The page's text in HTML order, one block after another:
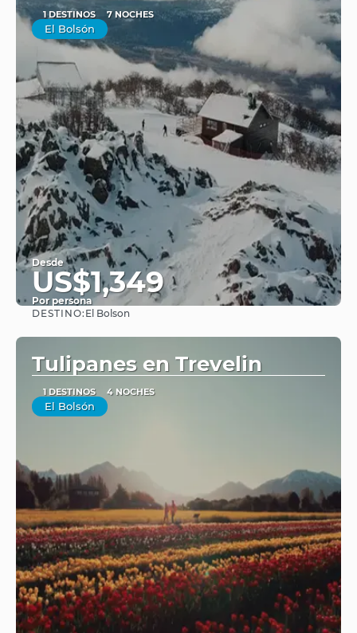
1 DESTINOS 7 NOCHES
El Bolsón
Desde
US$1,349
Por persona
DESTINO: El Bolson
Tulipanes en Trevelin
1 DESTINOS 4 NOCHES
El Bolsón